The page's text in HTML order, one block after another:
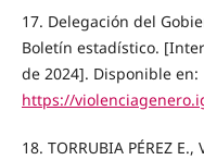
17. Delegación del
Boletín estadístico.
de 2024]. Disponible en:
https://
18. TORRUBIA PÉREZ E.,